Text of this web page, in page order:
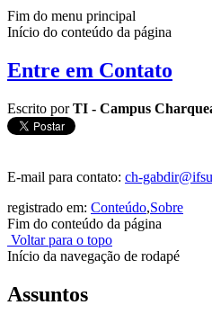
Fim do menu principal
Início do conteúdo da página
Entre em Contato
Escrito porTI - Campus
E-mail para contato: ch-
registrado em: Conteúdo,Sobre
Fim do conteúdo da página
Voltar para o topo
Início da navegação de rodapé
Assuntos